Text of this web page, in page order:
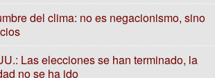
del clima: no es negacionismo, sino
Las elecciones se han terminado, la
no se ha ido